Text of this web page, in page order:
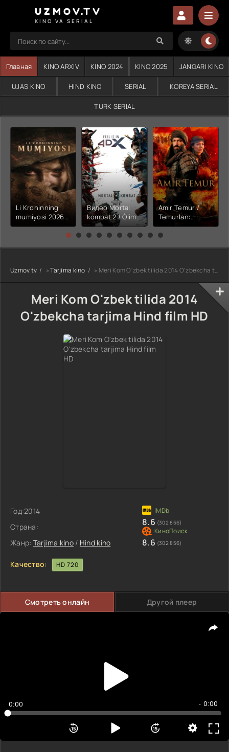
UZMOV.TV
KINO VA SERIAL
Главная KINO ARXIV KINO 2024 KINO 2025 JANGARI KINO
UJAS KINO HIND KINO SERIAL KOREYA SERIAL
TURK SERIAL
Li Kroninning
mumiyosi 2026
(uzbek tilida
kino) tarjima HD
Видео Mortal
kombat 2 / Ólim
jangi 2 (2026)
Uzbek tilida
Amir Temur /
Temurlan:
Fathchining
yuksalishi
tarjima kino Full
HD tas-ix
Uzmov.tv »Tarjima kino » Meri Kom O'zbek tilida 2014 O'zbekcha tarjima Hind film HD
Meri Kom O'zbek tilida 2014
O'zbekcha tarjima Hind film HD
Год:2014
Страна:
Жанр: Tarjima kino / Hind kino
8.6 (302 856)
8.6 (302 856)
Качество: HD 720
Смотреть онлайн Другой плеер
0:00 - 0:00